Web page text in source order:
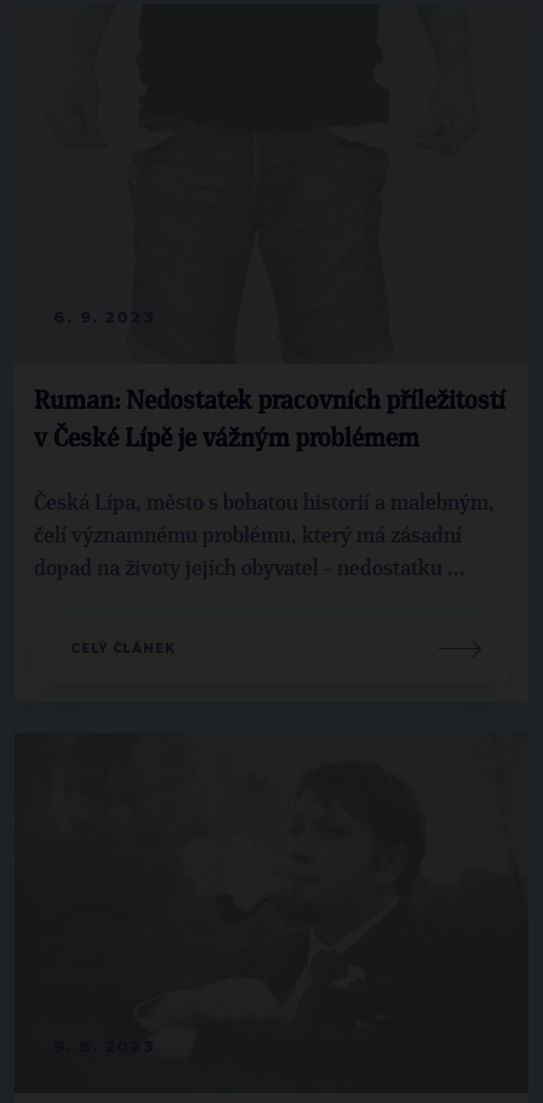
Ruman: Nedostatek pracovních příležitostí
v České Lípě je vážným problémem
Česká Lípa, město s bohatou historií a malebným,
čelí významnému problému, který má zásadní
dopad na životy jejích obyvatel - nedostatku ...
CELÝ ČLÁNEK